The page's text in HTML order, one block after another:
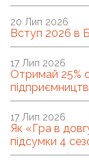
Вступ 2026 в
20 Лип 2026
Отримай 25%
17 Лип 2026
Як «Гра в
підсумки 4
17 Лип 2026